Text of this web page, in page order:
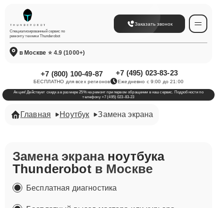
Специализированный сервис по
ремонту техники Thunderobot
Заказать звонок
в Москве ⭐ 4.9 (1000+)
+7 (800) 100-49-87
БЕСПЛАТНО для всех регионов
+7 (495) 023-83-23
Ежедневно с 9:00 до 21:00
Акция! Действует скидка в размере 25% на ремонт при первом обращении в наш сервис. Подробности по
телефону +7 (495) 023-83-23
Главная Ноутбук Замена экрана
Замена экрана ноутбука
Thunderobotв Москве
Бесплатная диагностика